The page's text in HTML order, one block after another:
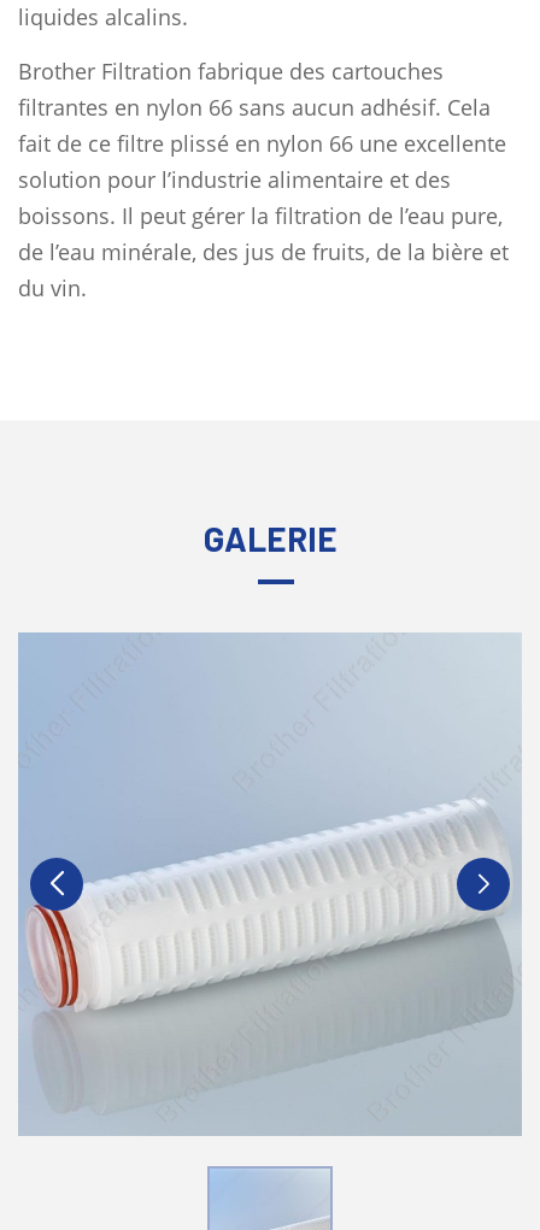
liquides alcalins.
Brother Filtration fabrique des cartouches
filtrantes en nylon 66 sans aucun adhésif. Cela
fait de ce filtre plissé en nylon 66 une excellente
solution pour l’industrie alimentaire et des
boissons. Il peut gérer la filtration de l’eau pure,
de l’eau minérale, des jus de fruits, de la bière et
du vin.
GALERIE